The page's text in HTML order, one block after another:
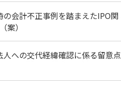
会計不正事例を踏まえたIPO関
案）
への交代経緯確認に係る留意点